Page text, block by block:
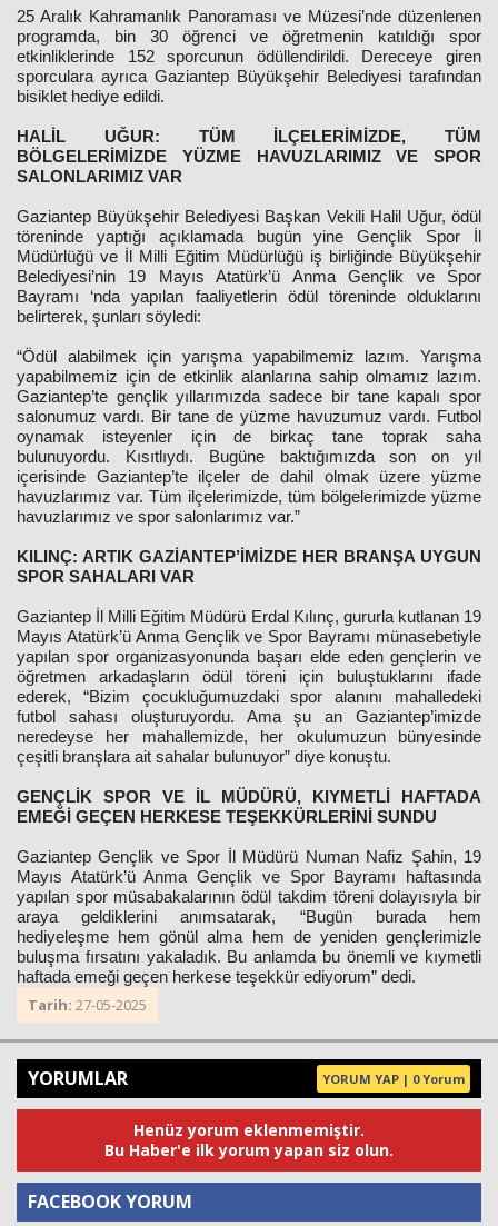
25 Aralık Kahramanlık Panoraması ve Müzesi’nde düzenlenen
programda, bin 30 öğrenci ve öğretmenin katıldığı spor
etkinliklerinde 152 sporcunun ödüllendirildi. Dereceye giren
sporculara ayrıca Gaziantep Büyükşehir Belediyesi tarafından
bisiklet hediye edildi.
HALİL UĞUR: TÜM İLÇELERİMİZDE, TÜM
BÖLGELERİMİZDE YÜZME HAVUZLARIMIZ VE SPOR
SALONLARIMIZ VAR
Gaziantep Büyükşehir Belediyesi Başkan Vekili Halil Uğur, ödül
töreninde yaptığı açıklamada bugün yine Gençlik Spor İl
Müdürlüğü ve İl Milli Eğitim Müdürlüğü iş birliğinde Büyükşehir
Belediyesi’nin 19 Mayıs Atatürk’ü Anma Gençlik ve Spor
Bayramı ‘nda yapılan faaliyetlerin ödül töreninde olduklarını
belirterek, şunları söyledi:
“Ödül alabilmek için yarışma yapabilmemiz lazım. Yarışma
yapabilmemiz için de etkinlik alanlarına sahip olmamız lazım.
Gaziantep’te gençlik yıllarımızda sadece bir tane kapalı spor
salonumuz vardı. Bir tane de yüzme havuzumuz vardı. Futbol
oynamak isteyenler için de birkaç tane toprak saha
bulunuyordu. Kısıtlıydı. Bugüne baktığımızda son on yıl
içerisinde Gaziantep’te ilçeler de dahil olmak üzere yüzme
havuzlarımız var. Tüm ilçelerimizde, tüm bölgelerimizde yüzme
havuzlarımız ve spor salonlarımız var.”
KILINÇ: ARTIK GAZİANTEP’İMİZDE HER BRANŞA UYGUN
SPOR SAHALARI VAR
Gaziantep İl Milli Eğitim Müdürü Erdal Kılınç, gururla kutlanan 19
Mayıs Atatürk’ü Anma Gençlik ve Spor Bayramı münasebetiyle
yapılan spor organizasyonunda başarı elde eden gençlerin ve
öğretmen arkadaşların ödül töreni için buluştuklarını ifade
ederek, “Bizim çocukluğumuzdaki spor alanını mahalledeki
futbol sahası oluşturuyordu. Ama şu an Gaziantep’imizde
neredeyse her mahallemizde, her okulumuzun bünyesinde
çeşitli branşlara ait sahalar bulunuyor” diye konuştu.
GENÇLİK SPOR VE İL MÜDÜRÜ, KIYMETLİ HAFTADA
EMEĞİ GEÇEN HERKESE TEŞEKKÜRLERİNİ SUNDU
Gaziantep Gençlik ve Spor İl Müdürü Numan Nafiz Şahin, 19
Mayıs Atatürk’ü Anma Gençlik ve Spor Bayramı haftasında
yapılan spor müsabakalarının ödül takdim töreni dolayısıyla bir
araya geldiklerini anımsatarak, “Bugün burada hem
hediyeleşme hem gönül alma hem de yeniden gençlerimizle
buluşma fırsatını yakaladık. Bu anlamda bu önemli ve kıymetli
haftada emeği geçen herkese teşekkür ediyorum” dedi.
Tarih: 27-05-2025
YORUMLAR YORUM YAP | 0 Yorum
Henüz yorum eklenmemiştir.
Bu Haber'e ilk yorum yapan siz olun.
FACEBOOK YORUM